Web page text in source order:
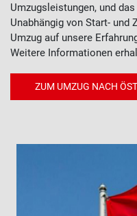
Umzugsleistungen, und
Unabhängig von Start-
Umzug auf unsere
Weitere Informationen
ZUM UMZUG NACH